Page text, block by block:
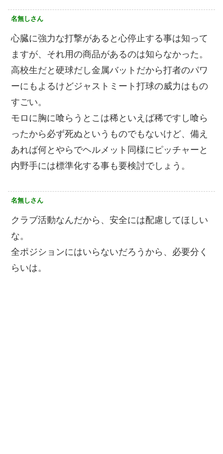
名無しさん
心臓に強力な打撃があると心停止する事は知って
ますが、それ用の商品があるのは知らなかった。
高校生だと硬球だし金属バットだから打者のパワ
ーにもよるけどジャストミート打球の威力はもの
すごい。
モロに胸に喰らうとこは稀といえば稀ですし喰ら
ったから必ず死ぬというものでもないけど、備え
あれば何とやらでヘルメット同様にピッチャーと
内野手には標準化する事も要検討でしょう。
名無しさん
クラブ活動なんだから、安全には配慮してほしい
な。
全ポジションにはいらないだろうから、必要分く
らいは。